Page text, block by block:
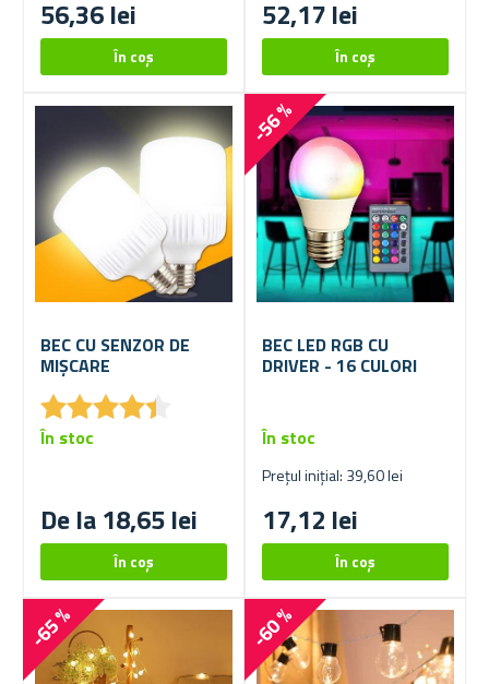
56,36 lei 52,17 lei
BEC CU SENZOR DE
MIȘCARE
★★★★★
★★★★★
De la 18,65 lei
În stoc
-56 %
BEC LED RGB CU
DRIVER - 16 CULORI
Prețul inițial: 39,60 lei
17,12 lei
În stoc
-65 % -60 %